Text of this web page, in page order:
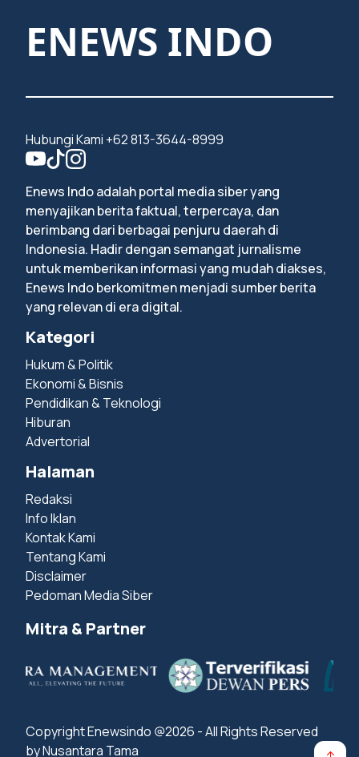
ENEWS INDO
Hubungi Kami +62 813-3644-8999
Enews Indo adalah portal media siber yang
menyajikan berita faktual, terpercaya, dan
berimbang dari berbagai penjuru daerah di
Indonesia. Hadir dengan semangat jurnalisme
untuk memberikan informasi yang mudah diakses,
Enews Indo berkomitmen menjadi sumber berita
yang relevan di era digital.
Kategori
Hukum & Politik
Ekonomi & Bisnis
Pendidikan & Teknologi
Hiburan
Advertorial
Halaman
Redaksi
Info Iklan
Kontak Kami
Tentang Kami
Disclaimer
Pedoman Media Siber
Mitra & Partner
Copyright Enewsindo @2026 - All Rights Reserved
by Nusantara Tama